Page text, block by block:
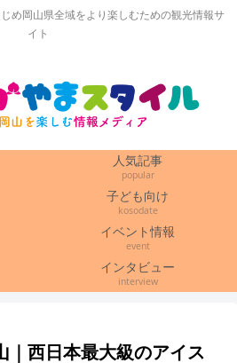
め岡山県全域をより楽しむための観光情報サ
イト
人気記事
popular
子ども向け
kosodate
イベント情報
event
インタビュー
interview
｜西日本最大級のアイス